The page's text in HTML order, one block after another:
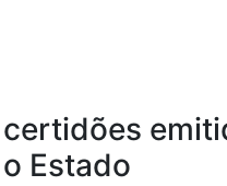
Estado